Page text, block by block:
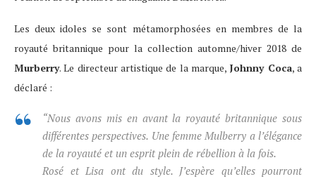
Les deux idoles se sont métamorphosées en membres de la
royauté britannique pour la collection automne/hiver 2018 de
Murberry. Le directeur artistique de la marque, Johnny Coca, a
déclaré :
“Nous avons mis en avant la royauté britannique sous
différentes perspectives. Une femme Mulberry a l’élégance
de la royauté et un esprit plein de rébellion à la fois.
Rosé et Lisa ont du style. J’espère qu’elles pourront